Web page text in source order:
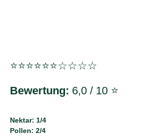
⭐️⭐️⭐️⭐️⭐️⭐️☆☆☆☆
Bewertung: 6,0 / 10 ⭐
Nektar: 1/4
Pollen: 2/4